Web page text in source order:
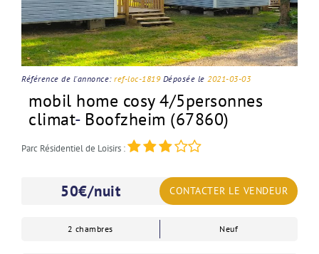
Référence de l'annonce: ref-loc-1819Déposée le 2021-03-03
mobil home cosy 4/5personnes
climat-Boofzheim (67860)
Parc Résidentiel de Loisirs :
50€/nuit CONTACTER LE VENDEUR
2 chambres Neuf